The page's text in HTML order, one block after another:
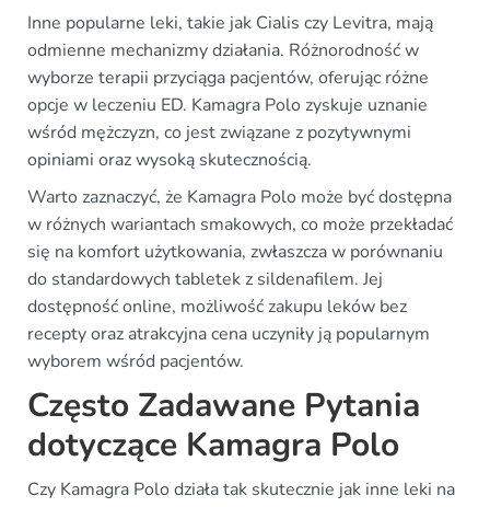
Inne popularne leki, takie jak Cialis czy Levitra, mają
odmienne mechanizmy działania. Różnorodność w
wyborze terapii przyciąga pacjentów, oferując różne
opcje w leczeniu ED. Kamagra Polo zyskuje uznanie
wśród mężczyzn, co jest związane z pozytywnymi
opiniami oraz wysoką skutecznością.
Warto zaznaczyć, że Kamagra Polo może być dostępna
w różnych wariantach smakowych, co może przekładać
się na komfort użytkowania, zwłaszcza w porównaniu
do standardowych tabletek z sildenafilem. Jej
dostępność online, możliwość zakupu leków bez
recepty oraz atrakcyjna cena uczyniły ją popularnym
wyborem wśród pacjentów.
Często Zadawane Pytania
dotyczące Kamagra Polo
Czy Kamagra Polo działa tak skutecznie jak inne leki na